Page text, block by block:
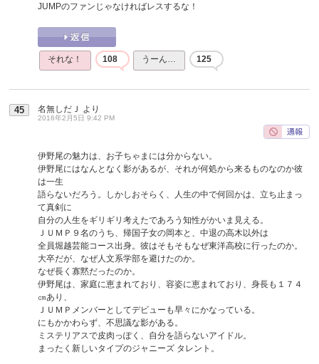
JUMPのファンじゃなければレスするな！
それな！ 108 うーん… 125
45 名無しだＪ より
2016年2月5日 9:42 PM
伊野尾の魅力は、お子ちゃまには分からない。
伊野尾にはなんとなく影があるが、それが何処から来るものなのか彼
は一生
語らないだろう。しかしおそらく、人生の中で何回かは、立ち止まっ
て真剣に
自分の人生をギリギリ考えたであろう知性がかいま見える。
ＪＵＭＰ９名のうち、帰国子女の岡本と、中退の高木以外は
全員堀越芸能コース出身。彼はそもそもなぜ東洋高校に行ったのか。
大卒だが、なぜ人文系学部を避けたのか。
なぜ長く寡黙だったのか。
伊野尾は、家庭に恵まれており、容姿に恵まれており、身長も１７４
㎝あり、
ＪＵＭＰメンバーとしてデビューも早々にかなっている。
にもかかわらず、不思議な影がある。
ミステリアスで皮肉っぽく、自分を語らないアイドル。
まったく新しいタイプのジャニーズ タレント。